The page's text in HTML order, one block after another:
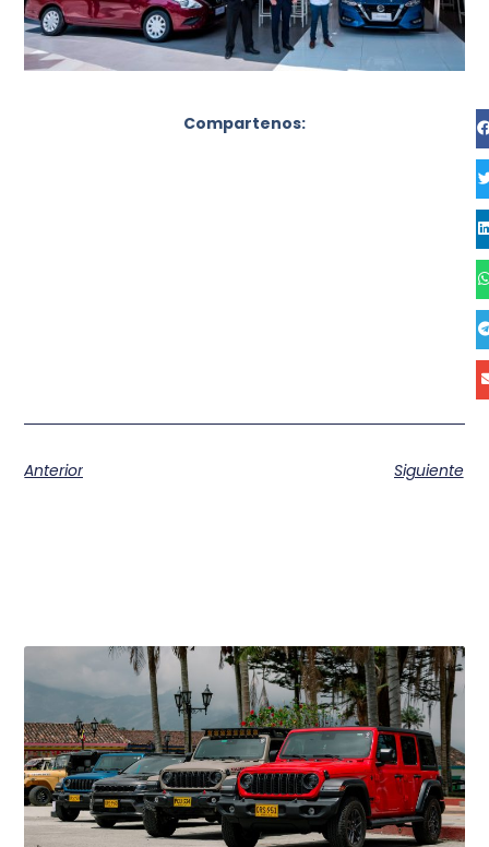
Compartenos:
Anterior Siguiente